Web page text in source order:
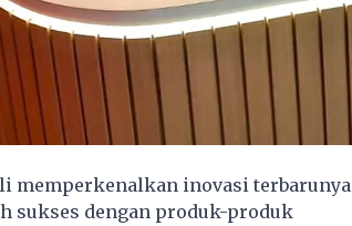
memperkenalkan inovasi terbarunya
sukses dengan produk-produk